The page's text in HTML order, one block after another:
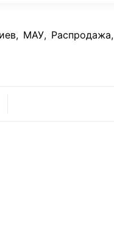
, МАУ, Распродажа,